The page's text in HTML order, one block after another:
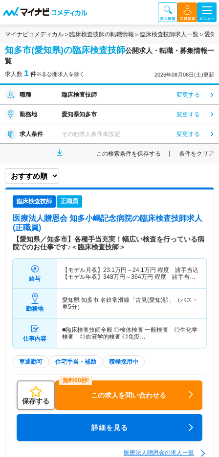
マイナビコメディカル 臨床検査技師の転職情報 臨床検査技師求人一覧 愛知
知多市(愛知県)の臨床検査技師公開求人・転職・募集情報一
覧
求人数 1 件※非公開求人を除く 2026年08月08日(土)更新
職種 臨床検査技師 変更する
勤務地 愛知県知多市 変更する
求人条件 その他求人条件未設定 変更する
この検索条件を保存する 条件をクリア
臨床検査技師 正職員
医療法人贈恩会 知多小嶋記念病院の臨床検査技師求人
(正職員)
【愛知県／知多市】各種手当充実！幅広い検査を行っている病
院でのお仕事です♪＜臨床検査技師＞
給与
【モデル月収】 23.1万円～24.1万円 程度 諸手当込
【モデル年収】 348万円～364万円 程度 諸手当・
勤務地
愛知県 知多市 名鉄常滑線「古見(愛知)駅」（バス・
車5分）
仕事内容
■臨床検査技師全般 ◎検体検査 一般検査 ◎生化学
検査 ◎血液学的検査 ◎免疫…
車通勤可 住宅手当・補助 積極採用中
保存する
この求人を問い合わせる
詳細を見る
医療法人贈恩会の求人一覧